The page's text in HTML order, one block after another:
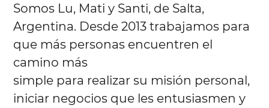
Somos Lu, Mati y Santi, de Salta,
Argentina. Desde 2013 trabajamos para
que más personas encuentren el
camino más
simple para realizar su misión personal,
iniciar negocios que les entusiasmen y